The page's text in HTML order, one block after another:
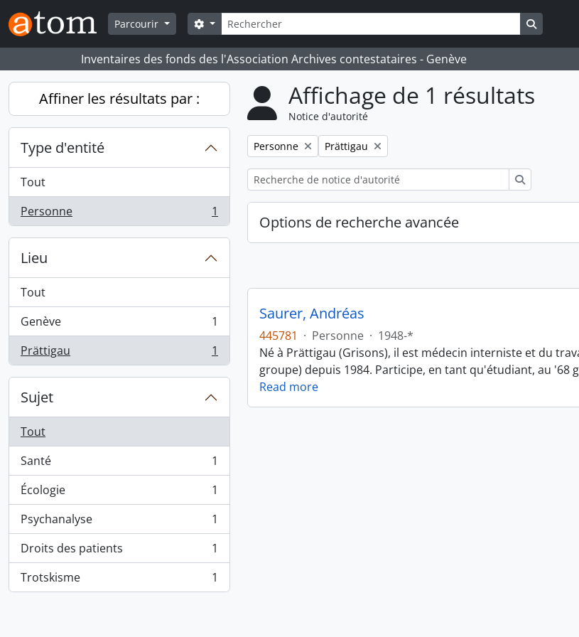
Skip to main content
Parcourir
Rechercher
Search options
Inventaires des fonds des l'Association Archives contestataires - Genève
Affiner les résultats par :
Type d'entité
Tout
Personne
, 1 résultats 1
Lieu
Tout
Genève
, 1 résultats
1
Prättigau
, 1 résultats 1
Sujet
Tout
Santé
, 1 résultats
1
Écologie
, 1 résultats
1
Psychanalyse
, 1 résultats
1
Droits des patients
, 1 résultats
1
Trotskisme
, 1 résultats 1
Affichage de 1 résultats
Notice d'autorité
Remove filter:
Personne Remove filter:
Prättigau
Options de recherche avancée
Saurer, Andréas
445781 · Personne · 1948-*
Né à Prättigau (Grisons), il est médecin interniste et du
groupe) depuis 1984. Participe, en tant qu'étudiant, au '68
Read more